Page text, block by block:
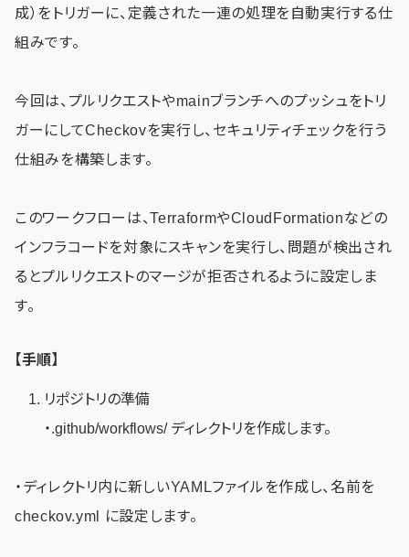
成）をトリガーに、定義された一連の処理を自動実行する仕
組みです。
今回は、プルリクエストやmainブランチへのプッシュをトリ
ガーにしてCheckovを実行し、セキュリティチェックを行う
仕組みを構築します。
このワークフローは、TerraformやCloudFormationなどの
インフラコードを対象にスキャンを実行し、問題が検出され
るとプルリクエストのマージが拒否されるように設定しま
す。
【手順】
リポジトリの準備
・.github/workflows/ ディレクトリを作成します。
・ディレクトリ内に新しいYAMLファイルを作成し、名前を
checkov.yml に設定します。